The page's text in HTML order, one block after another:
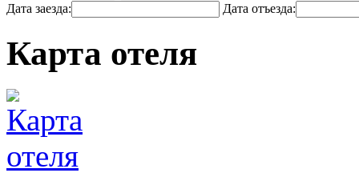
Дата заезда: Дата отъезда:
Карта отеля